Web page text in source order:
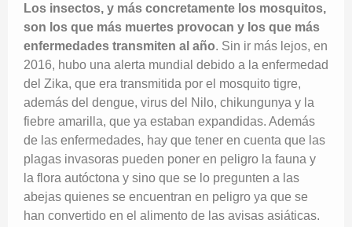
Los insectos, y más concretamente los mosquitos,
son los que más muertes provocan y los que más
enfermedades transmiten al año. Sin ir más lejos, en
2016, hubo una alerta mundial debido a la enfermedad
del Zika, que era transmitida por el mosquito tigre,
además del dengue, virus del Nilo, chikungunya y la
fiebre amarilla, que ya estaban expandidas. Además
de las enfermedades, hay que tener en cuenta que las
plagas invasoras pueden poner en peligro la fauna y
la flora autóctona y sino que se lo pregunten a las
abejas quienes se encuentran en peligro ya que se
han convertido en el alimento de las avisas asiáticas.